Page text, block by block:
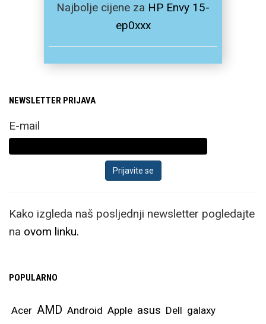
Najbolje cijene za HP Envy 15-
ep0xxx
NEWSLETTER PRIJAVA
E-mail
Kako izgleda naš posljednji newsletter pogledajte
na ovom linku.
POPULARNO
Acer AMD Android Apple asus Dell galaxy